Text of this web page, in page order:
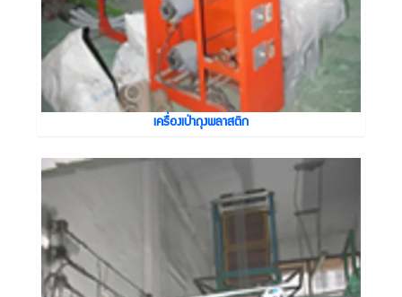
เครื่องเป่าถุงพลาสติก